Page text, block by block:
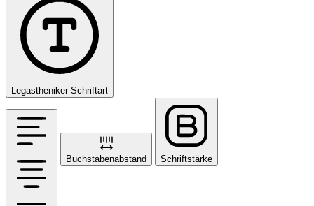
Legastheniker-Schriftart
Buchstabenabstand Schriftstärke